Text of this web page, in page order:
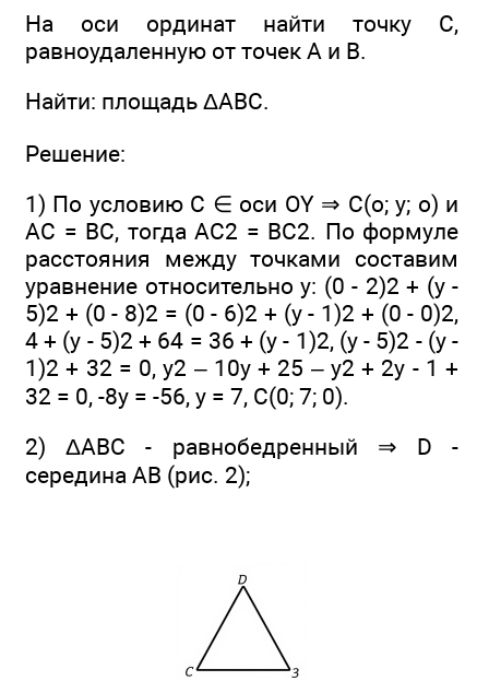
На оси ординат найти точку С,
равноудаленную от точек А и В.
Найти: площадь ΔABC.
Решение:
1) По условию С ∈ оси OY ⇒ С(о; у; о) и
АС = ВС, тогда АС2 = ВС2. По формуле
расстояния между точками составим
уравнение относительно у: (0 - 2)2 + (у -
5)2 + (0 - 8)2 = (0 - 6)2 + (у - 1)2 + (0 - 0)2,
4 + (у - 5)2 + 64 = 36 + (у - 1)2, (у - 5)2 - (у -
1)2 + 32 = 0, у2 – 10y + 25 – y2 + 2у - 1 +
32 = 0, -8y = -56, у = 7, С(0; 7; 0).
2) ΔАВС - равнобедренный ⇒ D -
середина АВ (рис. 2);